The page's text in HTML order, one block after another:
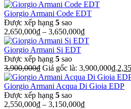
Giorgio Armani Code EDT
Được xếp hạng 5 sao
2,650,000₫ – 3,650,000₫
Giorgio Armani Si EDT
Được xếp hạng 5 sao
3,900,000₫ Giá gốc là: 3,900,000₫.
Giorgio Armani Acqua Di Gioia EDP
Được xếp hạng 5 sao
2,550,000₫ – 3,150,000₫